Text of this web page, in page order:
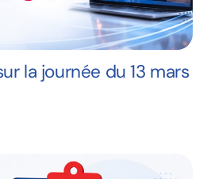
la journée du 13 mars